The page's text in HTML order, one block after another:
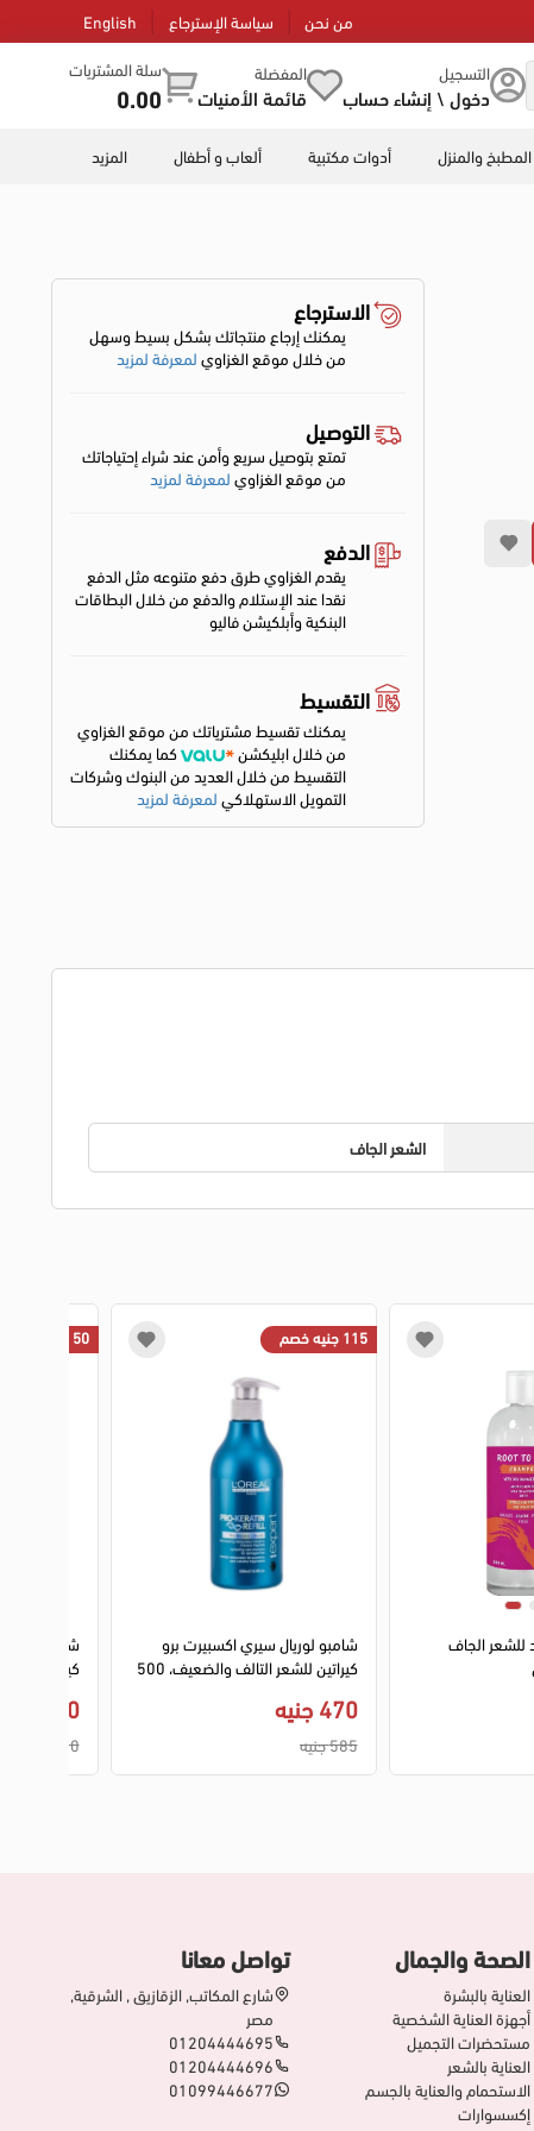
من نحن سياسة الإسترجاع English
التسجيل
دخول \ إنشاء حساب
المفضلة
قائمة الأمنيات
سلة المشتريات
0.00
المطبخ والمنزل أدوات مكتبية ألعاب و أطفال المزيد
الاسترجاع
يمكنك إرجاع منتجاتك بشكل بسيط وسهل
من خلال موقع الغزاويلمعرفة لمزيد
التوصيل
تمتع بتوصيل سريع وأمن عند شراء إحتياجاتك
من موقع الغزاويلمعرفة لمزيد
الدفع
يقدم الغزاوي طرق دفع متنوعه مثل الدفع
نقدا عند الإستلام والدفع من خلال البطاقات
البنكية وأبلكيشن فاليو
التقسيط
يمكنك تقسيط مشترياتك من موقع الغزاوي
من خلال ابليكشن
كما يمكنك
التقسيط من خلال العديد من البنوك وشركات
التمويل الاستهلاكيلمعرفة لمزيد
الشعر الجاف
50 جنيه خصم
شامبو
كيش كينج، 340 مل
250 جنيه
300 جنيه
115 جنيه خصم
شامبو لوريال سيري اكسبيرت برو
كيراتين للشعر التالف والضعيف، 500
470 جنيه
585 جنيه
للشعر الجاف
الصحة والجمال
العناية بالبشرة
أجهزة العناية الشخصية
مستحضرات التجميل
العناية بالشعر
الاستحمام والعناية بالجسم
إكسسوارات
تواصل معانا
شارع المكاتب, الزقازيق , الشرقية,
مصر
01204444695
01204444696
01099446677